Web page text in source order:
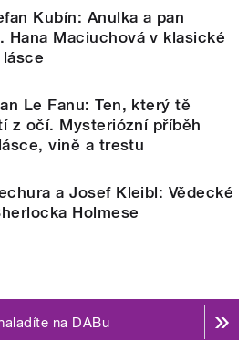
Kubín: Anulka a pan
Hana Maciuchová v klasické
Le Fanu: Ten, který tě
z očí. Mysteriózní příběh
vině a trestu
a Josef Kleibl: Vědecké
Holmese
na DABu